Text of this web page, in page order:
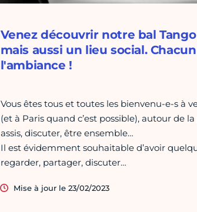
Venez découvrir notre bal
mais aussi un lieu social.
l'ambiance !
Vous êtes tous et toutes les bienvenu-e-s à
(et à Paris quand c’est possible), autour de
assis, discuter, être ensemble…
Il est évidemment souhaitable d’avoir
regarder, partager, discuter…
Mise à jour le 23/02/2023